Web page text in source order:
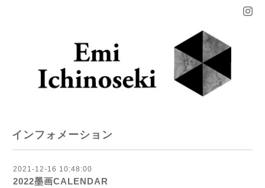
インフォメーション
2021-12-16 10:48:00
2022墨画CALENDAR